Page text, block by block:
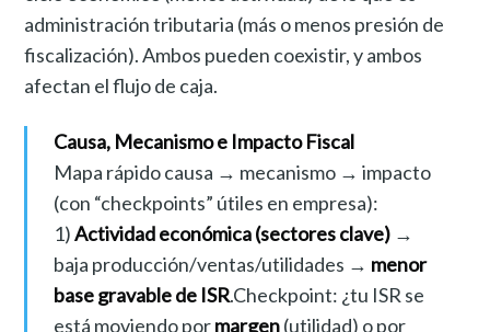
administración tributaria (más o menos presión de
fiscalización). Ambos pueden coexistir, y ambos
afectan el flujo de caja.
Causa, Mecanismo e Impacto Fiscal
Mapa rápido causa → mecanismo → impacto
(con “checkpoints” útiles en empresa):
1)Actividad económica (sectores clave)→
baja producción/ventas/utilidades → menor
base gravable de ISR.Checkpoint: ¿tu ISR se
está moviendo pormargen(utilidad) o por